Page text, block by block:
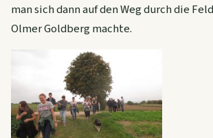
man sich dann auf den Weg durch die
Olmer Goldberg machte.